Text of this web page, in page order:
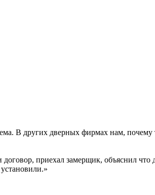
В других дверных фирмах нам, почему
приехал замерщик, объяснил что